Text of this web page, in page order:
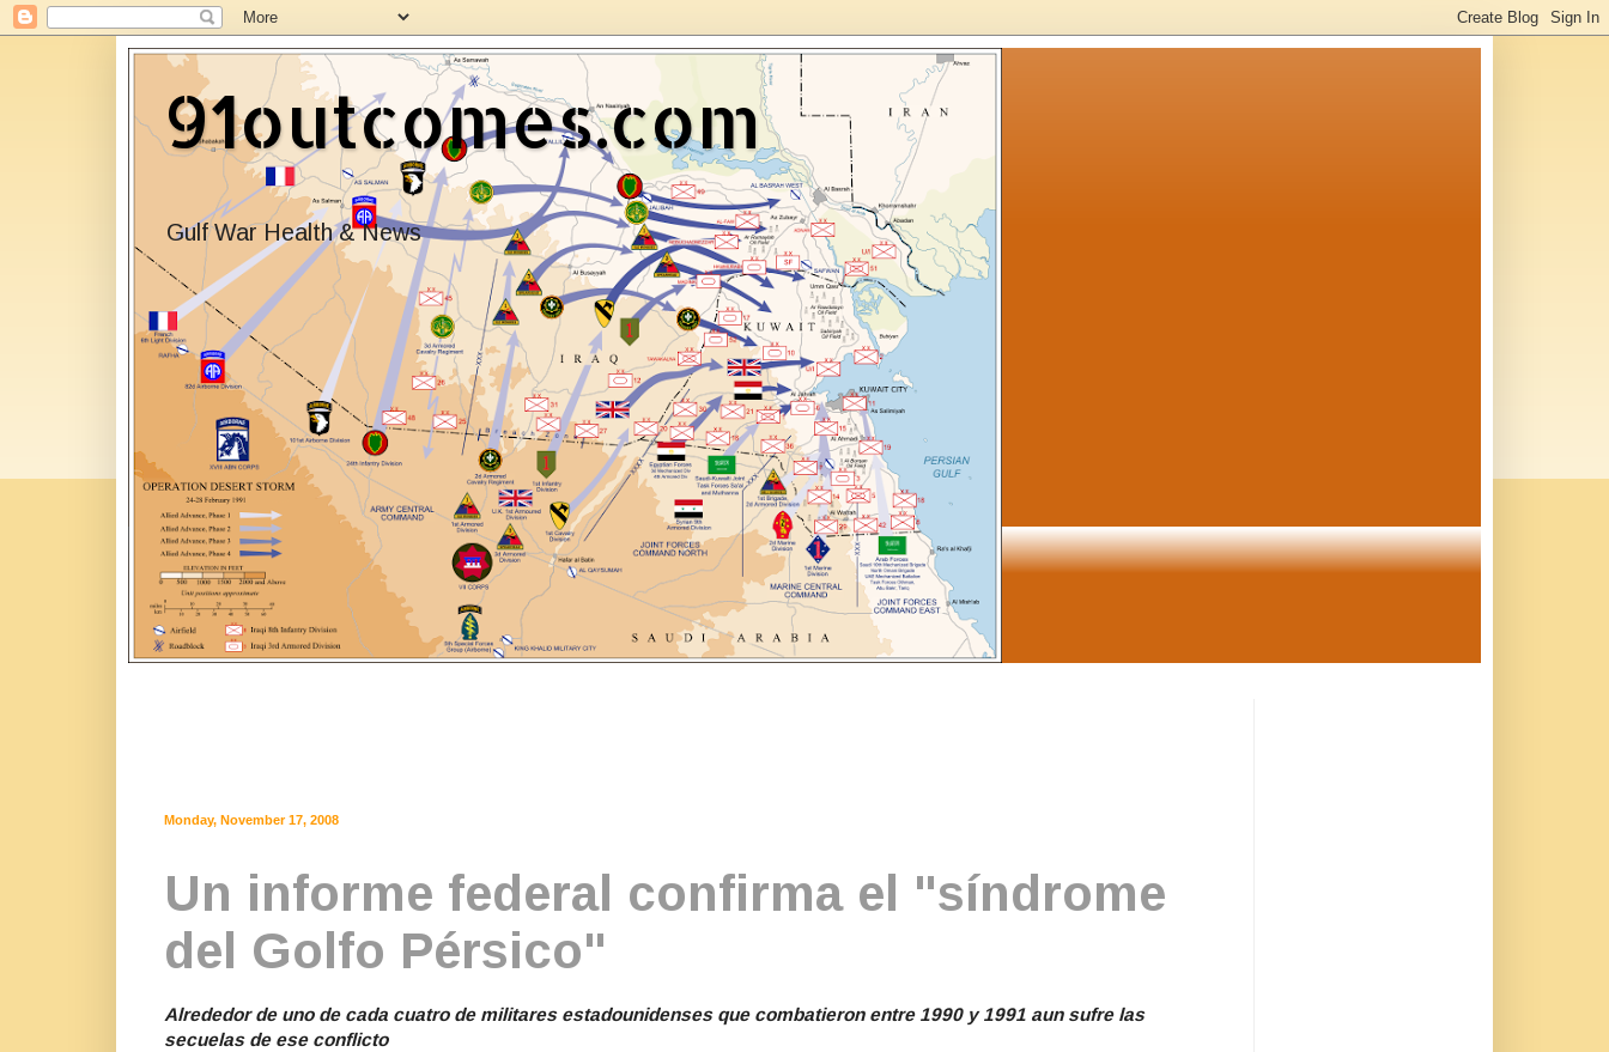
91outcomes.com
Gulf War Health & News
Monday, November 17, 2008
Un informe federal confirma el "síndrome
del Golfo Pérsico"
Alrededor de uno de cada cuatro de militares estadounidenses que combatieron entre 1990 y 1991 aun sufre las
secuelas de ese conflicto